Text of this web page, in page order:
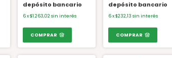
depósito bancario
6x$1.263,02 sin interés
COMPRAR
depósito bancario
6x$232,13 sin interés
COMPRAR